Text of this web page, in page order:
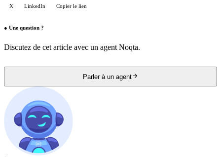
X LinkedIn Copier le lien
● Une question ?
Discutez de cet article avec un agent Noqta.
Parler à un agent